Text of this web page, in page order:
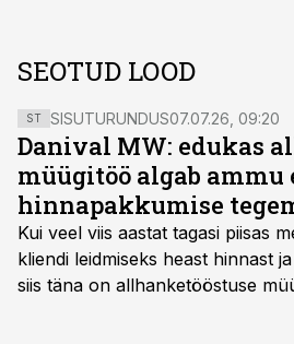
SEOTUD LOOD
ST SISUTURUNDUS07.07.26, 09:20
Danival MW: edukas
müügitöö algab ammu
hinnapakkumise
Kui veel viis aastat tagasi piisas
kliendi leidmiseks heast hinnast
siis täna on allhanketööstuse